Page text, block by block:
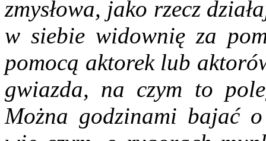
zmysłowa, jako rzecz
w siebie widownię za
pomocą aktorek lub
gwiazda, na czym to
Można godzinami bajać